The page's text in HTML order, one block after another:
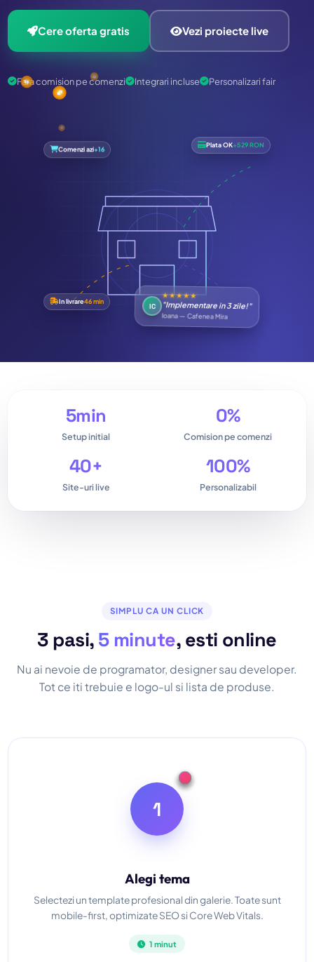
Cere oferta gratis Vezi proiecte live
Fara comision pe comenzi Integrari incluse Personalizari fair
Comenzi azi+19 Plata OK+217 RON
In livrare DR
★★★★★
"+30% vanzari in 2 luni"
Dan — Restaurant La Conac
5min
Setup initial
0%
Comision pe comenzi
40+
Site-uri live
100%
Personalizabil
SIMPLU CA UN CLICK
3 pasi, 5 minute, esti online
Nu ai nevoie de programator, designer sau developer.
Tot ce iti trebuie e logo-ul si lista de produse.
1
Alegi tema
Selectezi un template profesional din galerie. Toate sunt
mobile-first, optimizate SEO si Core Web Vitals.
1 minut